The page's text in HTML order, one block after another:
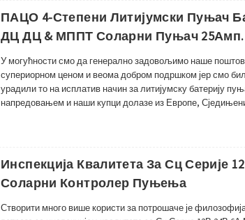
ПАЦО 4-Степени Литијумски Пуњач
ДЦ ДЦ & МППТ Соларни Пуњач 25Амп.
У могућности смо да генерално задовољимо наше
супериорном ценом и веома добром подршком јер смо
урадили то на исплатив начин за литијумску батерију
напредовањем и наши купци долазе из Европе,
да посетите нашу производну јединицу и поздравите
Инспекција Квалитета За Сц Серије
Соларни Контролер Пуњења
Створити много више користи за потрошаче је